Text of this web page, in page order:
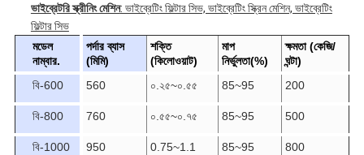
ভাইব্রেটরি স্ক্রীনিং মেশিন: ভাইব্রেটিং ফিল্টার সিভ, ভাইব্রেটিং স্ক্রিন মেশিন, ভাইব্রেটিং
ফিল্টার সিভ
মডেল
নাম্বার.
পর্দার ব্যাস
(মিমি)
শক্তি
(কিলোওয়াট)
মাপ
নির্ভুলতা(%)
ক্ষমতা (কেজি/
ঘন্টা)
বি-600
560 ০.২৫~০.৫৫ 85~95 200
বি-800 760 ০.৫৫~০.৭৫ 85~95 500
বি-1000 950 0.75~1.1 85~95 800